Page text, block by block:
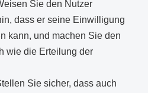
Sie den Nutzer
dass er seine Einwilligung
kann, und machen Sie den
wie die Erteilung der
Sie sicher, dass auch